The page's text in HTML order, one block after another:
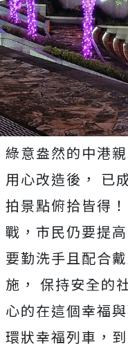
綠意盎然的中港
用心改造後， 已
拍景點俯拾皆得
戰，市民仍要提
要勤洗手且配合
施， 保持安全的
心的在這個幸福
環狀幸福列車，